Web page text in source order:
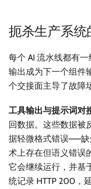
扼杀生产系
每个 AI 流水线都有
输出成为下一个组件
个交接面主导了故障
工具输出与提示词对
回数据。这些数据被
据轻微格式错误——
术上存在但语义错误
它会继续运行，并基
统记录 HTTP 200，